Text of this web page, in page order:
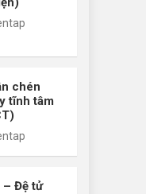
chén
tĩnh tâm
– Đệ tử